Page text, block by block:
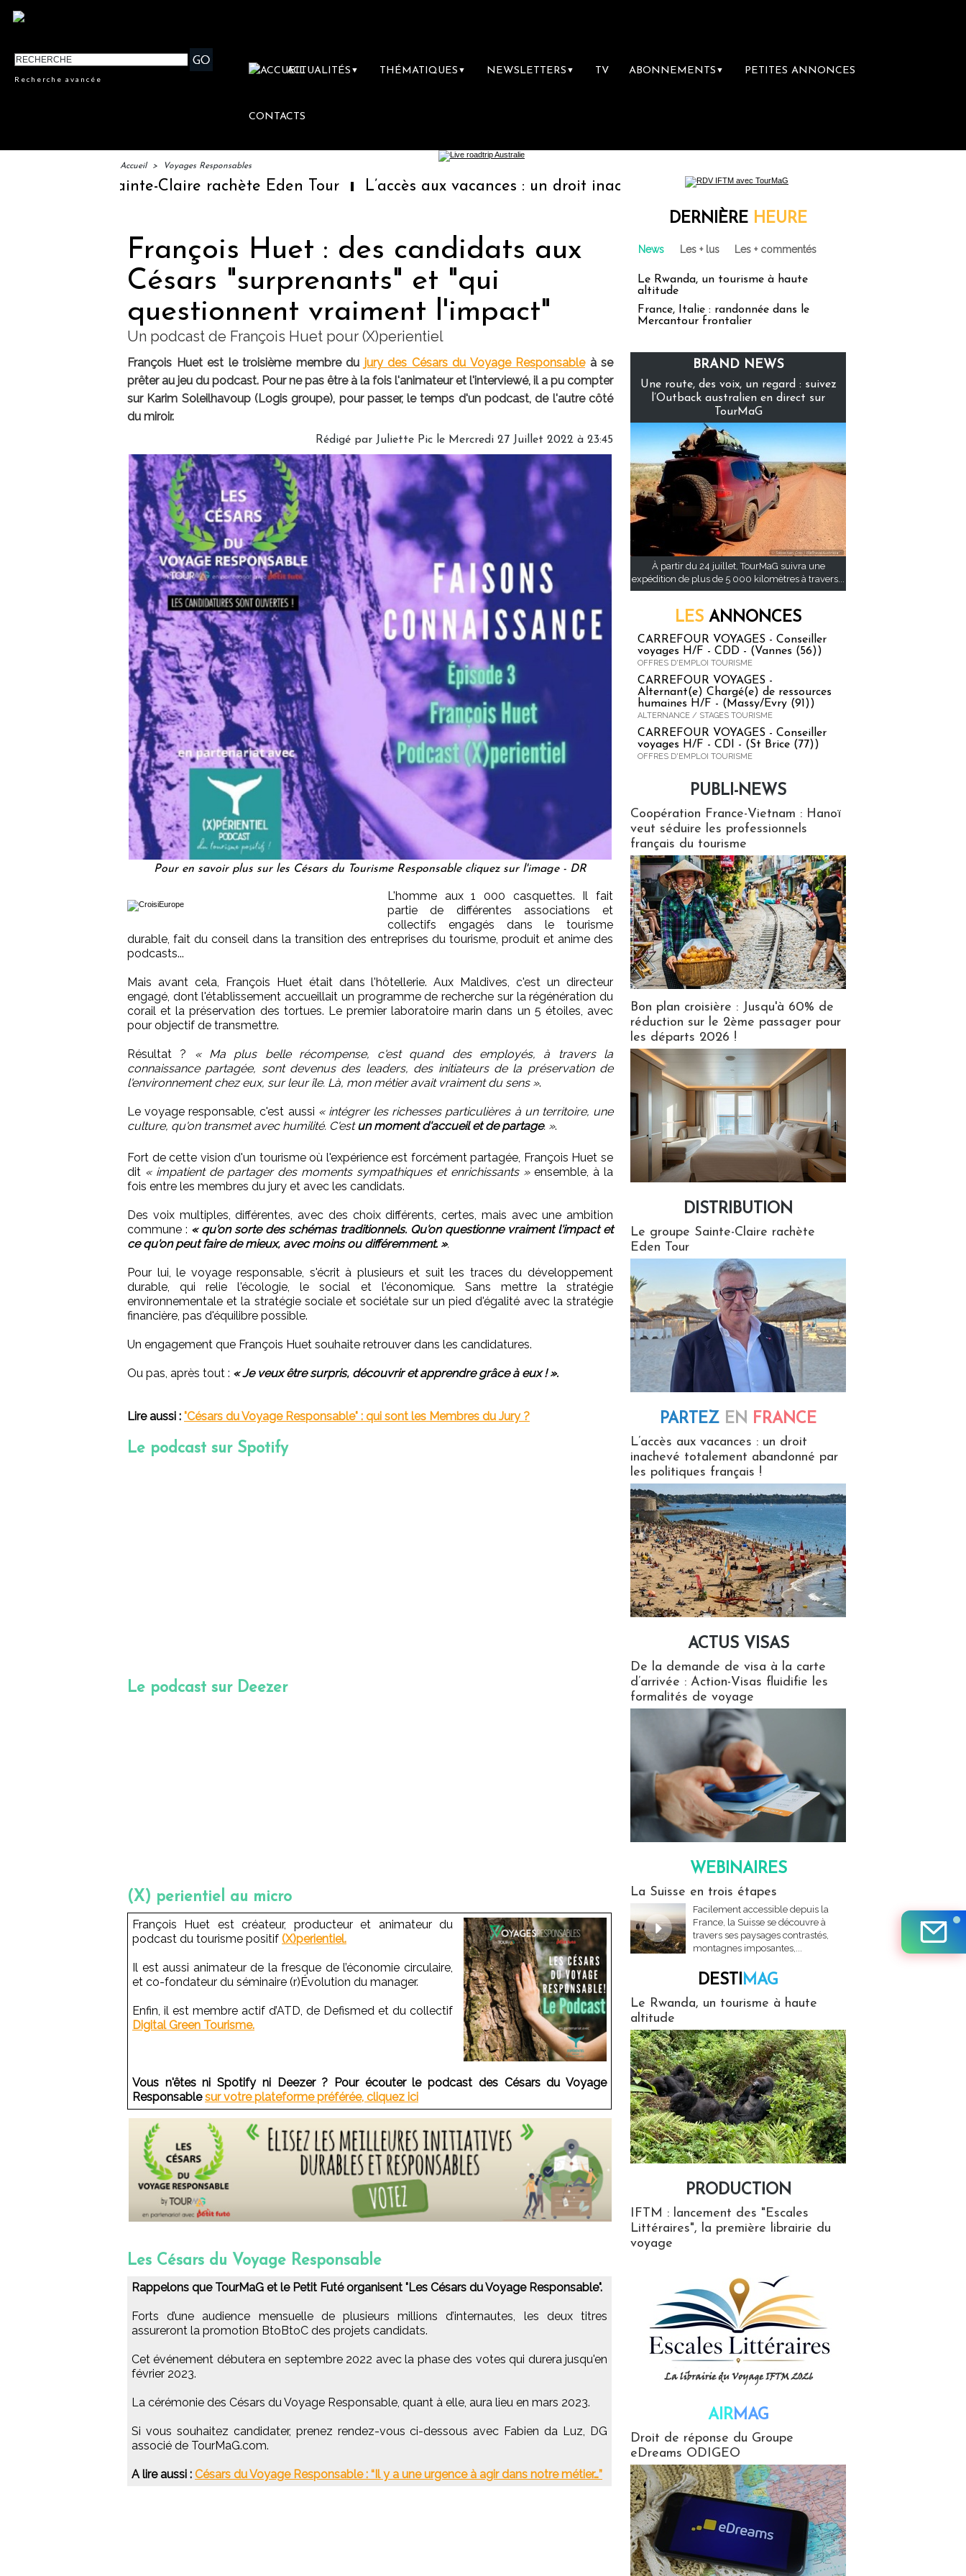
Recherche avancée
ACTUALITÉS ▼ THÉMATIQUES ▼ NEWSLETTERS ▼ TV ABONNEMENTS ▼ PETITES ANNONCES
CONTACTS
Accueil > Voyages Responsables
Sainte-Claire rachète Eden Tour L’accès aux vacances : un droit inachevé totalement abandonné par les politiques français !
François Huet : des candidats aux
Césars "surprenants" et "qui
questionnent vraiment l'impact"
Un podcast de François Huet pour (X)perientiel
François Huet est le troisième membre du jury des Césars du Voyage Responsableà se
prêter au jeu du podcast. Pour ne pas être à la fois l'animateur et l'interviewé, il a pu compter
sur Karim Soleilhavoup (Logis groupe), pour passer, le temps d'un podcast, de l'autre côté
du miroir.
Rédigé par Juliette Pic le Mercredi 27 Juillet 2022 à 23:45
Pour en savoir plus sur les Césars du Tourisme Responsable cliquez sur l'image - DR
L'homme aux 1 000 casquettes. Il fait
partie de différentes associations et
collectifs engagés dans le tourisme
durable, fait du conseil dans la transition des entreprises du tourisme, produit et anime des
podcasts...
Mais avant cela, François Huet était dans l'hôtellerie. Aux Maldives, c'est un directeur
engagé, dont l'établissement accueillait un programme de recherche sur la régénération du
corail et la préservation des tortues. Le premier laboratoire marin dans un 5 étoiles, avec
pour objectif de transmettre.
Résultat ? « Ma plus belle récompense, c'est quand des employés, à travers la
connaissance partagée, sont devenus des leaders, des initiateurs de la préservation de
l'environnement chez eux, sur leur île. Là, mon métier avait vraiment du sens ».
Le voyage responsable, c'est aussi « intégrer les richesses particulières à un territoire, une
culture, qu'on transmet avec humilité. C'estun moment d'accueil et de partage. ».
Fort de cette vision d'un tourisme où l'expérience est forcément partagée, François Huet se
dit « impatient de partager des moments sympathiques et enrichissants »ensemble, à la
fois entre les membres du jury et avec les candidats.
Des voix multiples, différentes, avec des choix différents, certes, mais avec une ambition
commune : « qu'on sorte des schémas traditionnels. Qu'on questionne vraiment l'impact et
ce qu'on peut faire de mieux, avec moins ou différemment. ».
Pour lui, le voyage responsable, s'écrit à plusieurs et suit les traces du développement
durable, qui relie l'écologie, le social et l'économique. Sans mettre la stratégie
environnementale et la stratégie sociale et sociétale sur un pied d'égalité avec la stratégie
financière, pas d'équilibre possible.
Un engagement que François Huet souhaite retrouver dans les candidatures.
Ou pas, après tout : « Je veux être surpris, découvrir et apprendre grâce à eux ! ».
Lire aussi : "Césars du Voyage Responsable" : qui sont les Membres du Jury ?
Le podcast sur Spotify
Le podcast sur Deezer
(X) perientiel au micro
François Huet est créateur, producteur et animateur du
podcast du tourisme positif (X)perientiel.
Il est aussi animateur de la fresque de l’économie circulaire,
et co-fondateur du séminaire (r)Évolution du manager.
Enfin, il est membre actif d’ATD, de Defismed et du collectif
Digital Green Tourisme.
Vous n'êtes ni Spotify ni Deezer ? Pour écouter le podcast des Césars du Voyage
Responsable sur votre plateforme préférée, cliquez ici
Les Césars du Voyage Responsable
Rappelons que TourMaG et le Petit Futé organisent "Les Césars du Voyage Responsable".
Forts d’une audience mensuelle de plusieurs millions d’internautes, les deux titres
assureront la promotion BtoBtoC des projets candidats.
Cet événement débutera en septembre 2022 avec la phase des votes qui durera jusqu'en
février 2023.
La cérémonie des Césars du Voyage Responsable, quant à elle, aura lieu en mars 2023.
Si vous souhaitez candidater, prenez rendez-vous ci-dessous avec Fabien da Luz, DG
associé de TourMaG.com.
A lire aussi : Césars du Voyage Responsable : “Il y a une urgence à agir dans notre métier…”
DERNIÈRE HEURE
News Les + lus Les + commentés
Le Rwanda, un tourisme à haute
altitude
France, Italie : randonnée dans le
Mercantour frontalier
BRAND NEWS
Une route, des voix, un regard : suivez
l’Outback australien en direct sur
TourMaG
À partir du 24 juillet, TourMaG suivra une
expédition de plus de 5 000 kilomètres à travers...
LES ANNONCES
CARREFOUR VOYAGES - Conseiller
voyages H/F - CDD - (Vannes (56))
OFFRES D'EMPLOI TOURISME
CARREFOUR VOYAGES -
Alternant(e) Chargé(e) de ressources
humaines H/F - (Massy/Evry (91))
ALTERNANCE / STAGES TOURISME
CARREFOUR VOYAGES - Conseiller
voyages H/F - CDI - (St Brice (77))
OFFRES D'EMPLOI TOURISME
PUBLI-NEWS
Coopération France-Vietnam : Hanoï
veut séduire les professionnels
français du tourisme
Bon plan croisière : Jusqu'à 60% de
réduction sur le 2ème passager pour
les départs 2026 !
DISTRIBUTION
Le groupe Sainte-Claire rachète
Eden Tour
PARTEZ EN FRANCE
L’accès aux vacances : un droit
inachevé totalement abandonné par
les politiques français !
ACTUS VISAS
De la demande de visa à la carte
d’arrivée : Action-Visas fluidifie les
formalités de voyage
WEBINAIRES
La Suisse en trois étapes
Facilement accessible depuis la
France, la Suisse se découvre à
travers ses paysages contrastés,
montagnes imposantes,...
DESTIMAG
Le Rwanda, un tourisme à haute
altitude
PRODUCTION
IFTM : lancement des "Escales
Littéraires", la première librairie du
voyage
AIRMAG
Droit de réponse du Groupe
eDreams ODIGEO